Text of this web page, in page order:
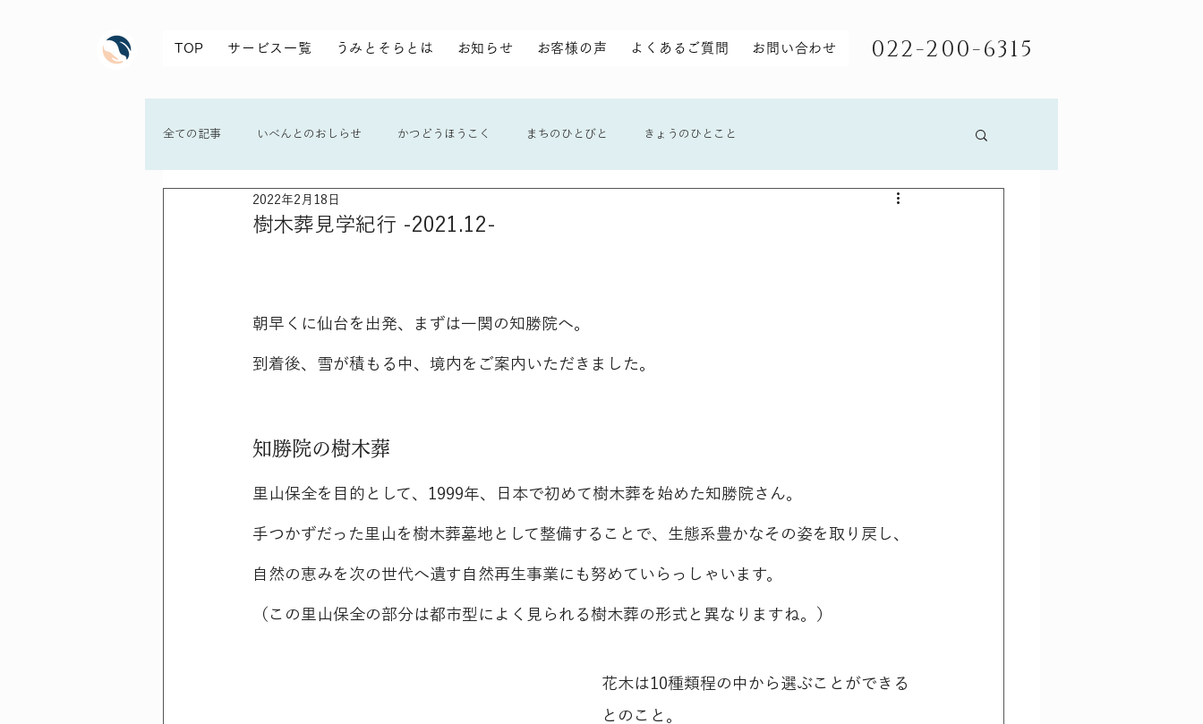
TOP サービス一覧 うみとそらとは お知らせ お客様の声 よくあるご質問 お問い合わせ 022-200-6315
全ての記事 いべんとのおしらせ かつどうほうこく まちのひとびと きょうのひとこと
樹木葬見学紀行 -2021.12-
2022年2月18日
朝早くに仙台を出発、まずは一関の知勝院へ。
到着後、雪が積もる中、境内をご案内いただきました。
知勝院の樹木葬
里山保全を目的として、1999年、日本で初めて樹木葬を始めた知勝院さん。
手つかずだった里山を樹木葬墓地として整備することで、生態系豊かなその姿を取り戻し、
自然の恵みを次の世代へ遺す自然再生事業にも努めていらっしゃいます。
（この里山保全の部分は都市型によく見られる樹木葬の形式と異なりますね。）
花木は10種類程の中から選ぶことができる
とのこと。